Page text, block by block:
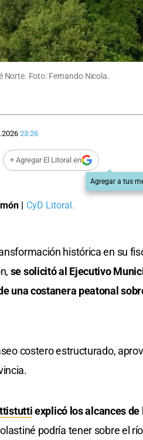
Norte. Foto: Fernando Nicola.
23:26
+ Agregar El Litoral en
Agregar a tus
| CyD Litoral.
histórica en su
se solicitó al Ejecutivo
una costanera peatonal
costero estructurado,
explicó los alcances de
podría tener sobre el